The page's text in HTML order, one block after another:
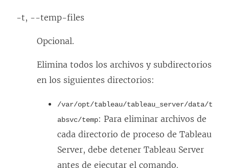
-t, --temp-files
Opcional.
Elimina todos los archivos y subdirectorios
en los siguientes directorios:
/var/opt/tableau/tableau_server/data/t
absvc/temp: Para eliminar archivos de
cada directorio de proceso de Tableau
Server, debe detener Tableau Server
antes de ejecutar el comando.